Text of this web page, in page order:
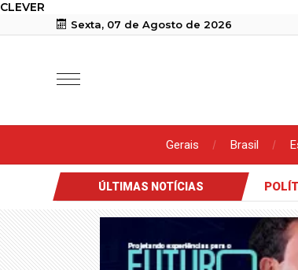
CLEVER
Sexta, 07 de Agosto de 2026
Gerais Brasil
ÚLTIMAS NOTÍCIAS
SEXUAL Polícia Militar conduz homem à